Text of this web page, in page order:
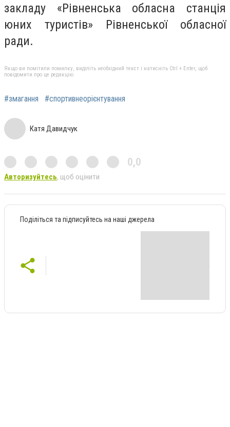
закладу «Рівненська обласна станція
юних туристів» Рівненської обласної
ради.
Якщо ви помітили помилку, виділіть необхідний текст і натисніть Ctrl + Enter, щоб
повідомити про це редакцію
#змагання #спортивнеорієнтування
Катя Давидчук
0,0
Авторизуйтесь, щоб оцінити
Поділіться та підписуйтесь на наші джерела